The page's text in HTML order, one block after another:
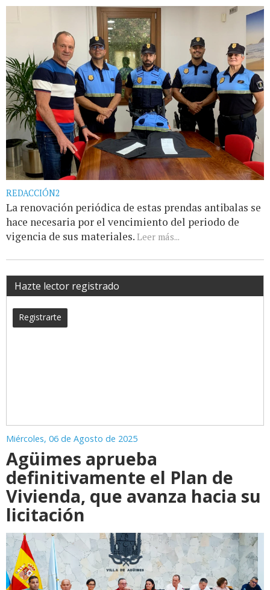
REDACCIÓN2
La renovación periódica de estas prendas antibalas se
hace necesaria por el vencimiento del periodo de
vigencia de sus materiales. Leer más...
Hazte lector registrado
Registrarte
Miércoles, 06 de Agosto de 2025
Agüimes aprueba
definitivamente el Plan de
Vivienda, que avanza hacia su
licitación